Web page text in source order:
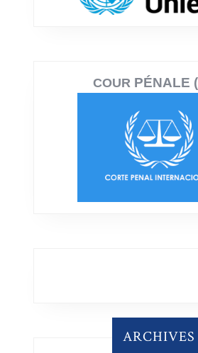
COUR PÉNALE
ARCHIVES